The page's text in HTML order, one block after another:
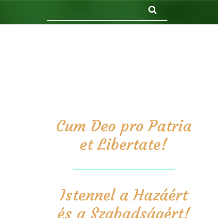
Cum Deo pro Patria
et Libertate!
Istennel a Hazáért
és a Szabadságért!